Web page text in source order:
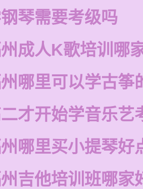
琴需要考级吗
成人K歌培训哪
哪里可以学古筝
才开始学音乐艺
哪里买小提琴好
吉他培训班哪家